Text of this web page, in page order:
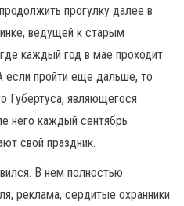
прогулку далее в
ведущей к старым
каждый год в мае проходит
если пройти еще дальше, то
Губертуса, являющегося
него каждый сентябрь
свой праздник.
В нем полностью
реклама, сердитые охранники